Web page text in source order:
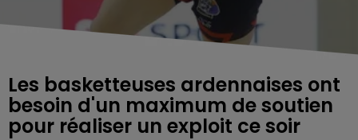
Les basketteuses ardennaises ont
besoin d'un maximum de soutien
pour réaliser un exploit ce soir